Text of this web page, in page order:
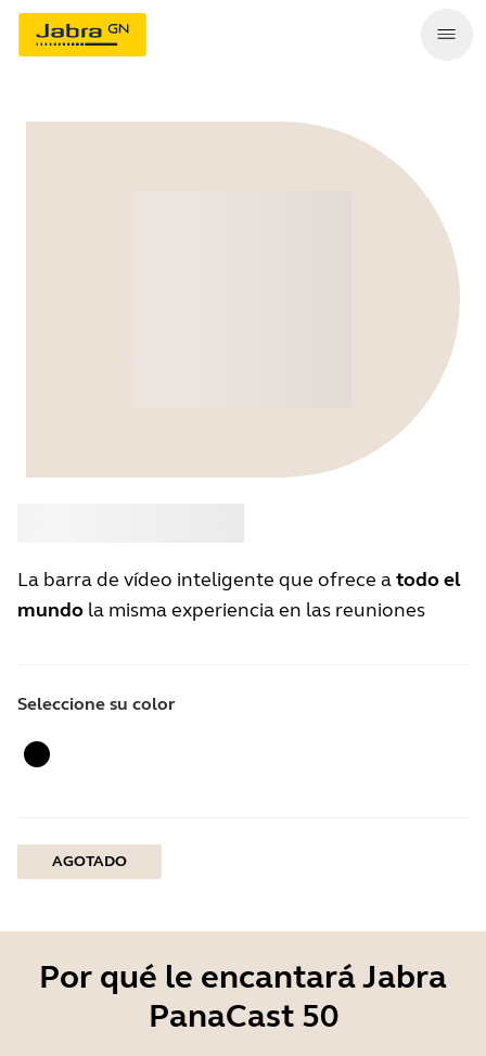
La barra de vídeo inteligente que ofrece atodo el
mundo la misma experiencia en las reuniones
Seleccione su color
Negro
AGOTADO
Por qué le encantará Jabra
PanaCast 50